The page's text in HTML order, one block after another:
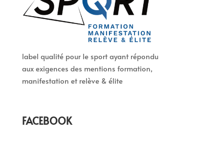
label qualité pour le sport ayant répondu
aux exigences des mentions formation,
manifestation et relève & élite
FACEBOOK